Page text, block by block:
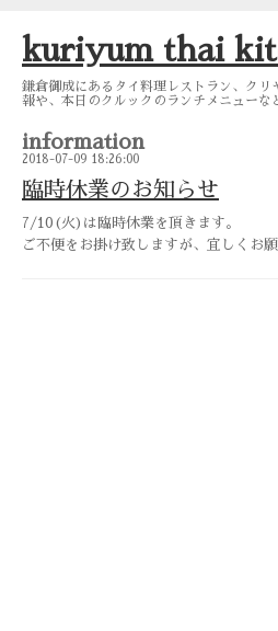
kuriyum thai
鎌倉御成にあるタイ料理レストラン、ク
報や、本日のクルックのランチメニュー
information
2018-07-09 18:26:00
臨時休業のお知らせ
7/10(火)は臨時休業を頂きます。
ご不便をお掛け致しますが、宜しくお願